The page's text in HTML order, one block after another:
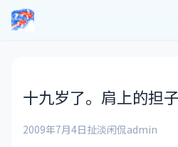
十九岁了。肩上的担
2009年7月4日扯淡闲侃admin